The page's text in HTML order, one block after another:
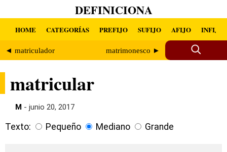
DEFINICIONA
HOME CATEGORÍAS PREFIJO SUFIJO AFIJO INFIJO
◄ matriculador matrimonesco ►
matricular
M - junio 20, 2017
Texto: Pequeño Mediano Grande